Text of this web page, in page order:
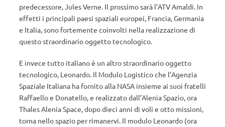
predecessore, Jules Verne. Il prossimo sarà l’ATV Amaldi. In
effetti i principali paesi spaziali europei, Francia, Germania
e Italia, sono fortemente coinvolti nella realizzazione di
questo straordinario oggetto tecnologico.
E invece tutto italiano è un altro straordinario oggetto
tecnologico, Leonardo. Il Modulo Logistico che l’Agenzia
Spaziale Italiana ha fornito alla NASA insieme ai suoi fratelli
Raffaello e Donatello, e realizzato dall’Alenia Spazio, ora
Thales Alenia Space, dopo dieci anni di voli e otto missioni,
torna nello spazio per rimanervi. Il modulo Leonardo (ora